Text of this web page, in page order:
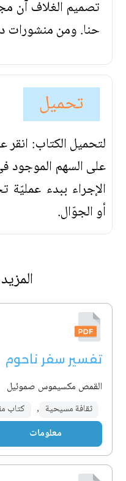
تصميم الغلاف آن
حنا. ومن منشورات
تحميل
لتحميل الكتاب: انقر
على السهم الموجود
الإجراء ببدء
أو الجوّال.
تفسير سفر ناحوم
القمص مكسيموس صموئيل
ثقافة مسيحية , كتاب
معلومات